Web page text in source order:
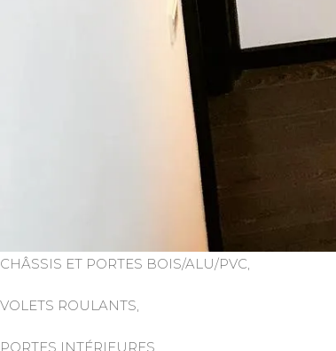
CHÂSSIS ET PORTES BOIS/ALU/PVC,
VOLETS ROULANTS,
PORTES INTÉRIEURES,